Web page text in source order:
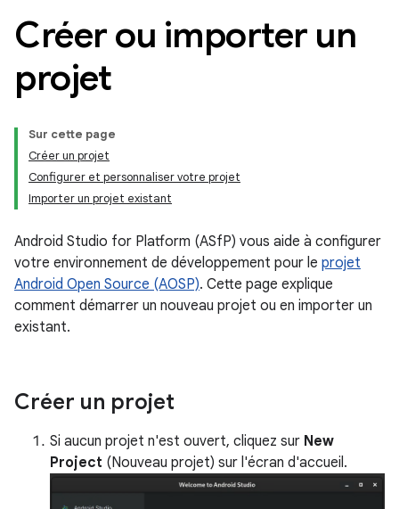
Créer ou importer un
projet
Sur cette page
Créer un projet
Configurer et personnaliser votre projet
Importer un projet existant
Android Studio for Platform (ASfP) vous aide à configurer
votre environnement de développement pour le projet
Android Open Source (AOSP). Cette page explique
comment démarrer un nouveau projet ou en importer un
existant.
Créer un projet
Si aucun projet n'est ouvert, cliquez sur New
Project (Nouveau projet) sur l'écran d'accueil.